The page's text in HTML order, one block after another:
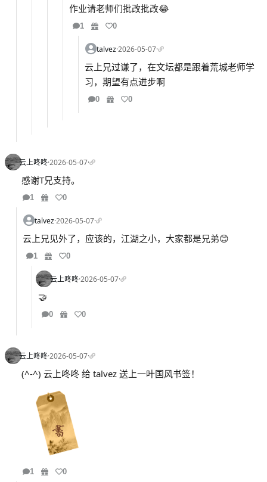
作业请老师们批改批改😂
1 0
talvez·2026-05-07·
云上兄过谦了，在文坛都是跟着荒城老师学
习，期望有点进步啊
0 0
云上咚咚·2026-05-07·
感谢T兄支持。
1 0
talvez·2026-05-07·
云上兄见外了，应该的，江湖之小，大家都是兄弟😊
1 0
云上咚咚·2026-05-07·
🤝
0 0
云上咚咚·2026-05-07·
(^-^) 云上咚咚 给 talvez 送上一叶国风书签！
1 0